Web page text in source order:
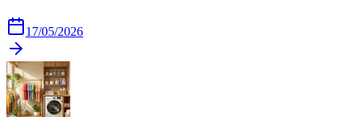
17/05/2026